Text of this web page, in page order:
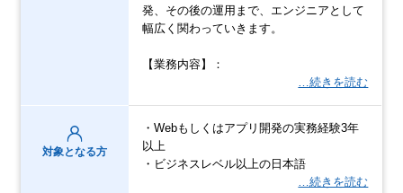
発、その後の運用まで、エンジニアとして
幅広く関わっていきます。
【業務内容】：
…続きを読む
対象となる方
・Webもしくはアプリ開発の実務経験3年
以上
・ビジネスレベル以上の日本語
…続きを読む